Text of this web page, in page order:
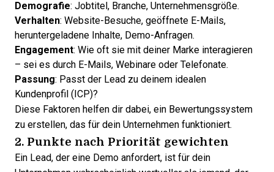
Demografie: Jobtitel, Branche, Unternehmensgröße.
Verhalten: Website-Besuche, geöffnete E-Mails,
heruntergeladene Inhalte, Demo-Anfragen.
Engagement: Wie oft sie mit deiner Marke interagieren
– sei es durch E-Mails, Webinare oder Telefonate.
Passung: Passt der Lead zu deinem idealen
Kundenprofil (ICP)?
Diese Faktoren helfen dir dabei, ein Bewertungssystem
zu erstellen, das für dein Unternehmen funktioniert.
2. Punkte nach Priorität gewichten
Ein Lead, der eine Demo anfordert, ist für dein